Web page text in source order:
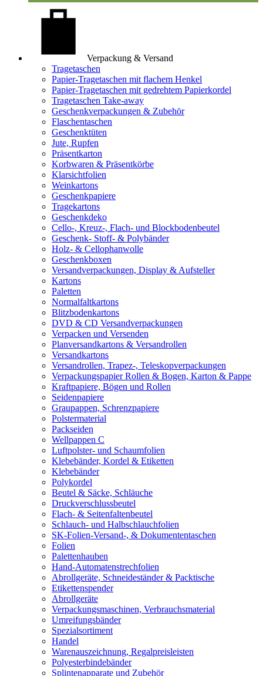
Verpackung & Versand
Tragetaschen
Papier-Tragetaschen mit flachem Henkel
Papier-Tragetaschen mit gedrehtem Papierkordel
Tragetaschen Take-away
Geschenkverpackungen & Zubehör
Flaschentaschen
Geschenktüten
Jute, Rupfen
Präsentkarton
Korbwaren & Präsentkörbe
Klarsichtfolien
Weinkartons
Geschenkpapiere
Tragekartons
Geschenkdeko
Cello-, Kreuz-, Flach- und Blockbodenbeutel
Geschenk- Stoff- & Polybänder
Holz- & Cellophanwolle
Geschenkboxen
Versandverpackungen, Display & Aufsteller
Kartons
Paletten
Normalfaltkartons
Blitzbodenkartons
DVD & CD Versandverpackungen
Verpacken und Versenden
Planversandkartons & Versandrollen
Versandkartons
Versandrollen, Trapez-, Teleskopverpackungen
Verpackungspapier Rollen & Bogen, Karton & Pappe
Kraftpapiere, Bögen und Rollen
Seidenpapiere
Graupappen, Schrenzpapiere
Polstermaterial
Packseiden
Wellpappen C
Luftpolster- und Schaumfolien
Klebebänder, Kordel & Etiketten
Klebebänder
Polykordel
Beutel & Säcke, Schläuche
Druckverschlussbeutel
Flach- & Seitenfaltenbeutel
Schlauch- und Halbschlauchfolien
SK-Folien-Versand-, & Dokumententaschen
Folien
Palettenhauben
Hand-Automatenstrechfolien
Abrollgeräte, Schneideständer & Packtische
Etikettenspender
Abrollgeräte
Verpackungsmaschinen, Verbrauchsmaterial
Umreifungsbänder
Spezialsortiment
Handel
Warenauszeichnung, Regalpreisleisten
Polyesterbindebänder
Splintenapparate und Zubehör